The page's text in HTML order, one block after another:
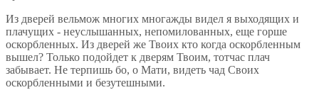
Из дверей вельмож многих многажды видел я выходящих и
плачущих - неуслышанных, непомилованных, еще горше
оскорбленных. Из дверей же Твоих кто когда оскорбленным
вышел? Только подойдет к дверям Твоим, тотчас плач
забывает. Не терпишь бо, о Мати, видеть чад Своих
оскорбленными и безутешными.